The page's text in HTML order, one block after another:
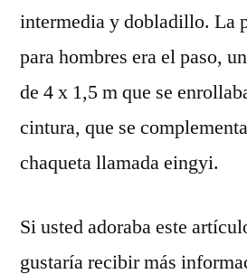
intermedia y dobladillo. La
para hombres era el paso,
de 4 x 1,5 m que se
cintura, que se
chaqueta llamada eingyi.
Si usted adoraba este
gustaría recibir más